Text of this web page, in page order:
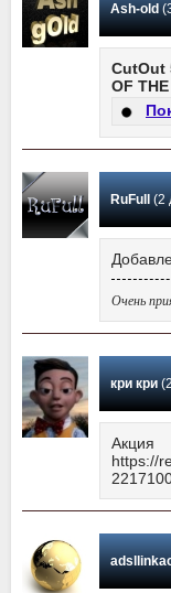
Ash-old(3
CutOut
OF THE
RuFull(2
Очень
кри кри
Акция
https://